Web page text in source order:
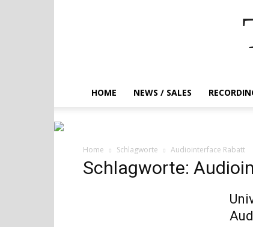
HOME NEWS / SALES
Home Schlagworte Audiointerface Rabatt
Schlagworte: